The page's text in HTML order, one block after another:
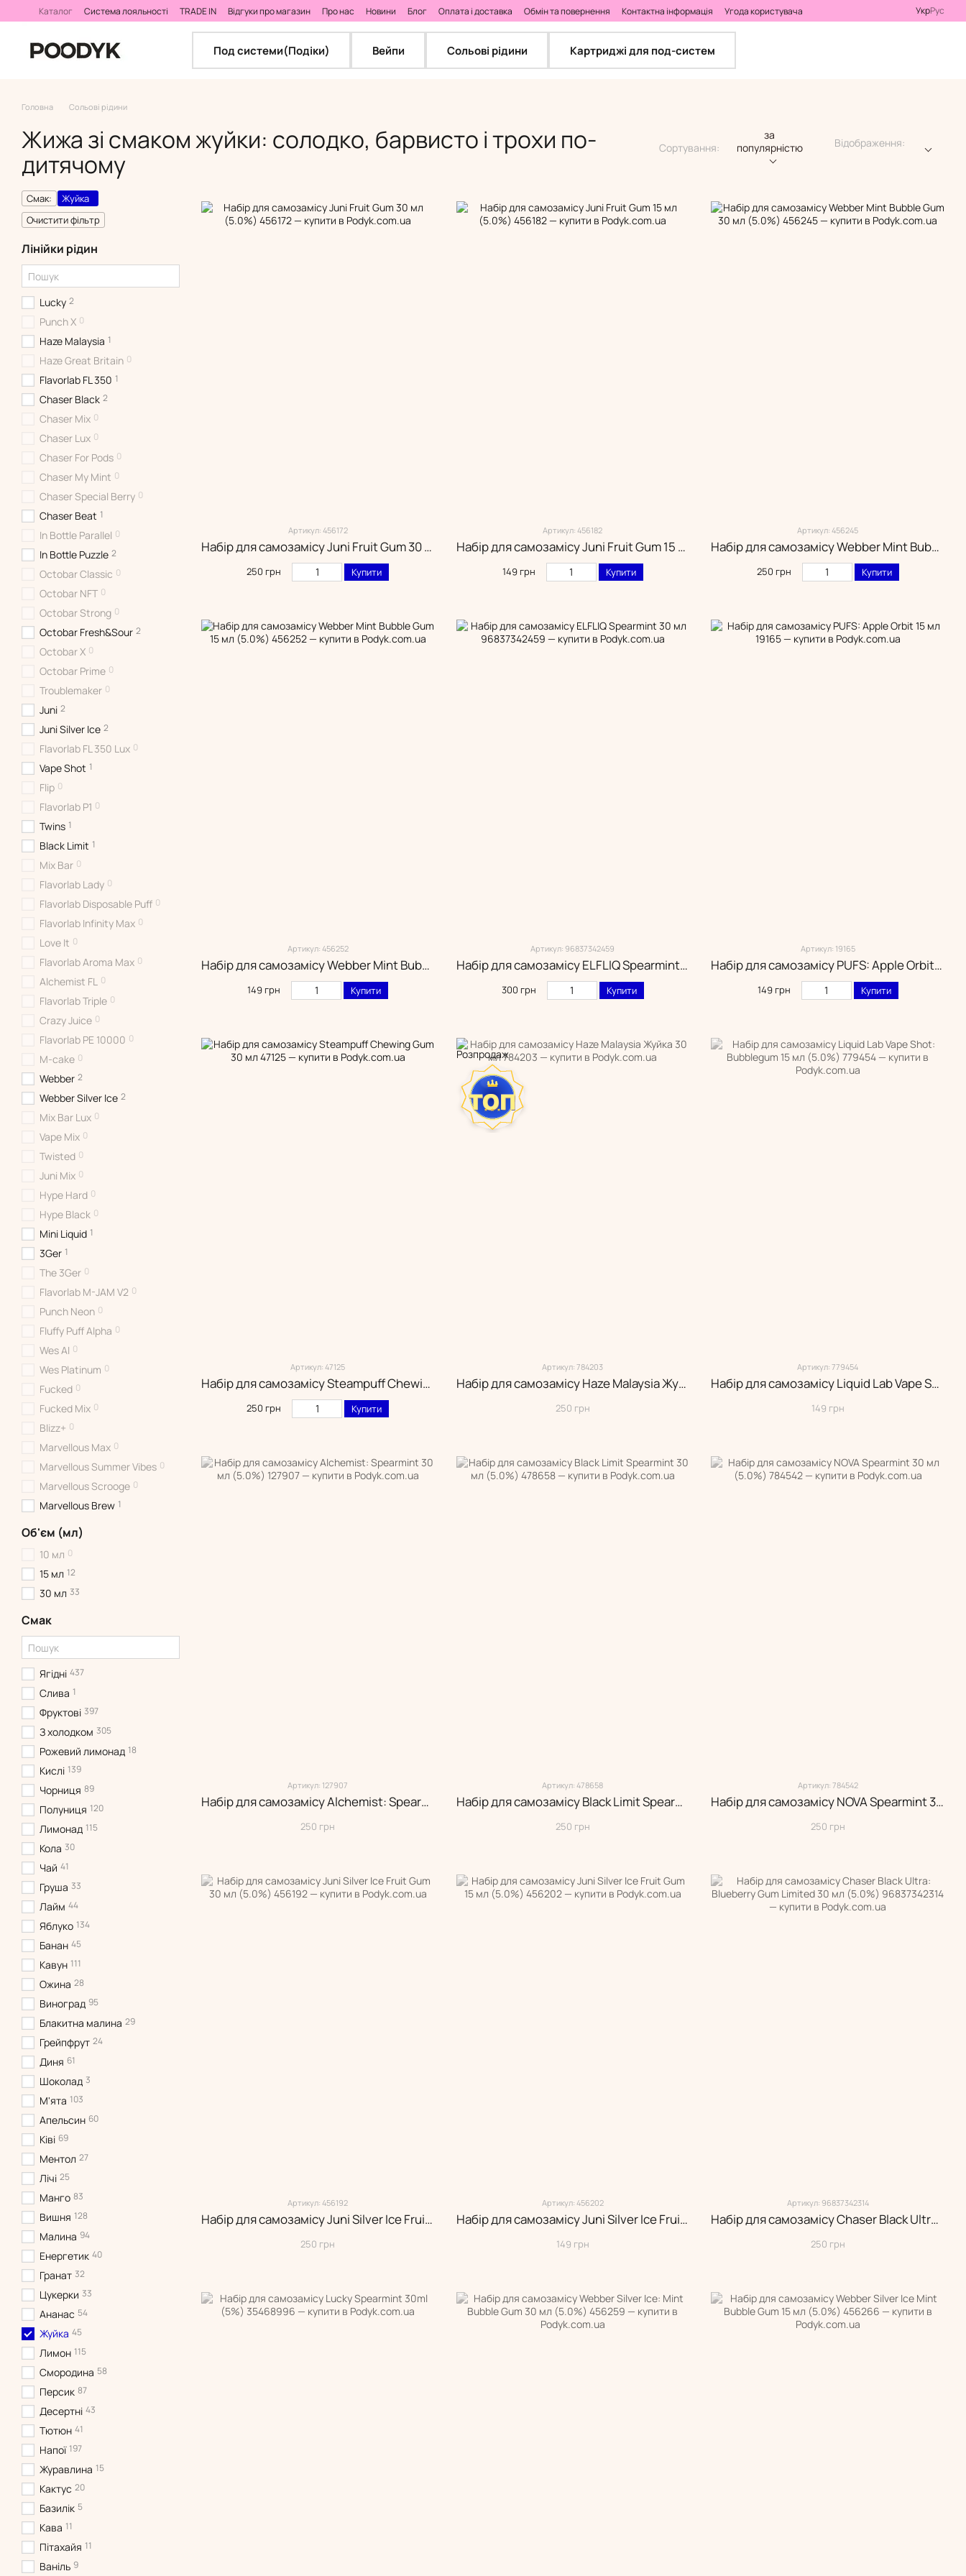
Перейти до основного контенту
Каталог Система лояльності TRADE IN Відгуки про магазин Про нас Новини Блог Оплата і доставка Обмін та повернення Контактна інформація
Угода користувача
Калькулятор самозамісу
УкрРус
Под системи(Подіки) Вейпи Сольові рідини Картриджі для под-систем
Головна Сольові рідини
Жижа зі смаком жуйки: солодко, барвисто і трохи по-
дитячому
Сортування:
за
популярністю
Відображення:
Артикул: 456172
Набір для самозамісу Juni Fruit Gum 30 мл (5.0%)
250 грн Купити
Артикул: 456182
Набір для самозамісу Juni Fruit Gum 15 мл (5.0%)
149 грн Купити
Артикул: 456245
Набір для самозамісу Webber Mint Bubble Gum 30 мл (5.0%)
250 грн Купити
Артикул: 456252
Набір для самозамісу Webber Mint Bubble Gum 15 мл (5.0%)
149 грн Купити
Артикул: 96837342459
Набір для самозамісу ELFLIQ Spearmint 30 мл
300 грн Купити
Артикул: 19165
Набір для самозамісу PUFS: Apple Orbit 15 мл
149 грн Купити
Артикул: 47125
Набір для самозамісу Steampuff Chewing Gum 30 мл
250 грн Купити
Артикул: 784203
Набір для самозамісу Haze Malaysia Жуйка 30 мл
250 грн
Артикул: 779454
Набір для самозамісу Liquid Lab Vape Shot: Bubblegum 15 мл (5.0%)
149 грн
Артикул: 127907
Набір для самозамісу Alchemist: Spearmint 30 мл (5.0%)
250 грн
Артикул: 478658
Набір для самозамісу Black Limit Spearmint 30 мл (5.0%)
250 грн
Артикул: 784542
Набір для самозамісу NOVA Spearmint 30 мл (5.0%)
250 грн
Артикул: 456192
Набір для самозамісу Juni Silver Ice Fruit Gum 30 мл (5.0%)
250 грн
Артикул: 456202
Набір для самозамісу Juni Silver Ice Fruit Gum 15 мл (5.0%)
149 грн
Артикул: 96837342314
Набір для самозамісу Chaser Black Ultra: Blueberry Gum Limited 30 мл (5.0%)
250 грн
Смак:
Жуйка
Очистити фільтр
Лінійки рідин
Lucky 2
Punch X 0
Haze Malaysia 1
Haze Great Britain 0
Flavorlab FL 350 1
Chaser Black 2
Chaser Mix 0
Chaser Lux 0
Chaser For Pods 0
Chaser My Mint 0
Chaser Special Berry 0
Chaser Beat 1
In Bottle Parallel 0
In Bottle Puzzle 2
Octobar Classic 0
Octobar NFT 0
Octobar Strong 0
Octobar Fresh&Sour 2
Octobar X 0
Octobar Prime 0
Troublemaker 0
Juni 2
Juni Silver Ice 2
Flavorlab FL 350 Lux 0
Vape Shot 1
Flip 0
Flavorlab P1 0
Twins 1
Black Limit 1
Mix Bar 0
Flavorlab Lady 0
Flavorlab Disposable Puff 0
Flavorlab Infinity Max 0
Love It 0
Flavorlab Aroma Max 0
Alchemist FL 0
Flavorlab Triple 0
Crazy Juice 0
Flavorlab PE 10000 0
M-cake 0
Webber 2
Webber Silver Ice 2
Mix Bar Lux 0
Vape Mix 0
Twisted 0
Juni Mix 0
Hype Hard 0
Hype Black 0
Mini Liquid 1
3Ger 1
The 3Ger 0
Flavorlab M-JAM V2 0
Punch Neon 0
Fluffy Puff Alpha 0
Wes AI 0
Wes Platinum 0
Fucked 0
Fucked Mix 0
Blizz+ 0
Marvellous Max 0
Marvellous Summer Vibes 0
Marvellous Scrooge 0
Marvellous Brew 1
Об'єм (мл)
10 мл 0
15 мл 12
30 мл 33
Смак
Ягідні 437
Слива 1
Фруктові 397
З холодком 305
Рожевий лимонад 18
Кислі 139
Чорниця 89
Полуниця 120
Лимонад 115
Кола 30
Чай 41
Груша 33
Лайм 44
Яблуко 134
Банан 45
Кавун 111
Ожина 28
Виноград 95
Блакитна малина 29
Грейпфрут 24
Диня 61
Шоколад 3
М'ята 103
Апельсин 60
Ківі 69
Ментол 27
Лічі 25
Манго 83
Вишня 128
Малина 94
Енергетик 40
Гранат 32
Цукерки 33
Ананас 54
Жуйка 45
Лимон 115
Смородина 58
Персик 87
Десертні 43
Тютюн 41
Напої 197
Журавлина 15
Кактус 20
Базилік 5
Кава 11
Пітахайя 11
Ваніль 9